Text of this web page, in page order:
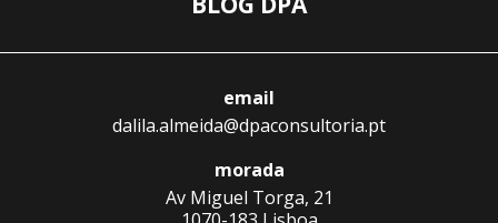
email
dalila.almeida@dpaconsultoria.pt
morada
Av Miguel Torga, 21